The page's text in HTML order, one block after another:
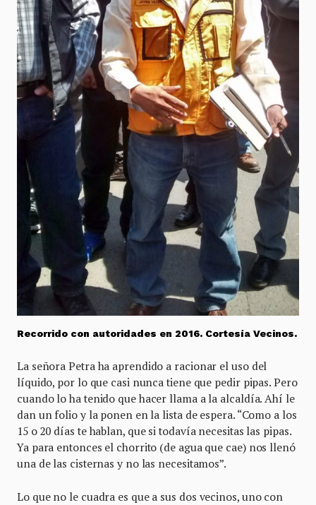
Recorrido con autoridades en 2016. Cortesía Vecinos.
La señora Petra ha aprendido a racionar el uso del
líquido, por lo que casi nunca tiene que pedir pipas. Pero
cuando lo ha tenido que hacer llama a la alcaldía. Ahí le
dan un folio y la ponen en la lista de espera. “Como a los
15 o 20 días te hablan, que si todavía necesitas las pipas.
Ya para entonces el chorrito (de agua que cae) nos llenó
una de las cisternas y no las necesitamos”.
Lo que no le cuadra es que a sus dos vecinos, uno con